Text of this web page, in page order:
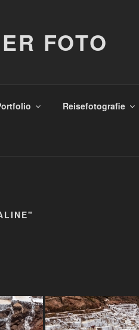
FOTO
Reisefotografie